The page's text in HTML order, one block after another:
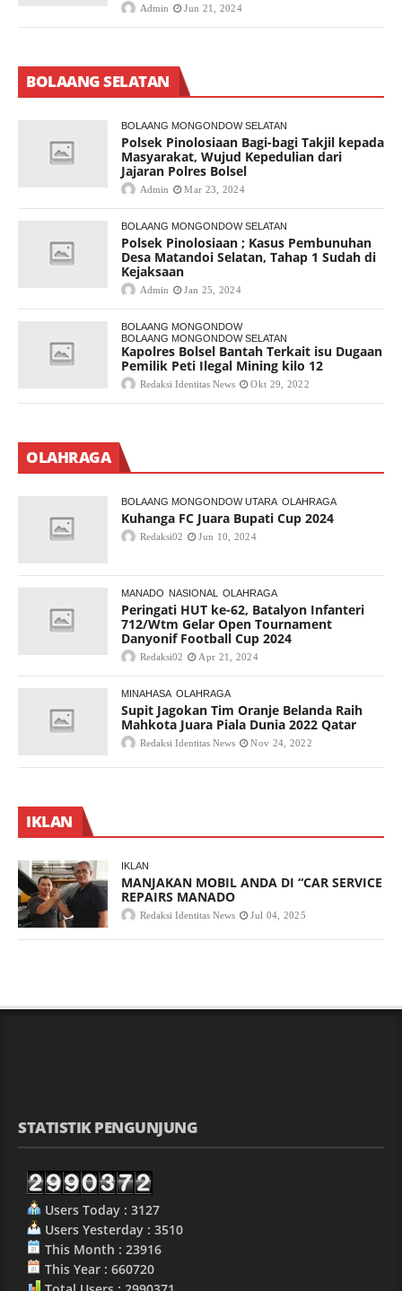
Admin Jun 21, 2024
BOLAANG SELATAN
BOLAANG MONGONDOW SELATAN
Polsek Pinolosiaan Bagi-bagi Takjil kepada
Masyarakat, Wujud Kepedulian dari
Jajaran Polres Bolsel
Admin Mar 23, 2024
BOLAANG MONGONDOW SELATAN
Polsek Pinolosiaan ; Kasus Pembunuhan
Desa Matandoi Selatan, Tahap 1 Sudah di
Kejaksaan
Admin Jan 25, 2024
BOLAANG MONGONDOW
BOLAANG MONGONDOW SELATAN
Kapolres Bolsel Bantah Terkait isu Dugaan
Pemilik Peti Ilegal Mining kilo 12
Redaksi Identitas News Okt 29, 2022
OLAHRAGA
BOLAANG MONGONDOW UTARA OLAHRAGA
Kuhanga FC Juara Bupati Cup 2024
Redaksi02 Jun 10, 2024
MANADO NASIONAL OLAHRAGA
Peringati HUT ke-62, Batalyon Infanteri
712/Wtm Gelar Open Tournament
Danyonif Football Cup 2024
Redaksi02 Apr 21, 2024
MINAHASA OLAHRAGA
Supit Jagokan Tim Oranje Belanda Raih
Mahkota Juara Piala Dunia 2022 Qatar
Redaksi Identitas News Nov 24, 2022
IKLAN
IKLAN
MANJAKAN MOBIL ANDA DI “CAR SERVICE
REPAIRS MANADO
Redaksi Identitas News Jul 04, 2025
STATISTIK PENGUNJUNG
Users Today : 3127
Users Yesterday : 3510
This Month : 23916
This Year : 660720